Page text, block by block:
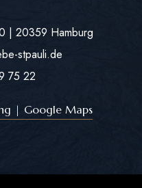
| 20359 Hamburg
stpauli.de
75 22
| Google Maps